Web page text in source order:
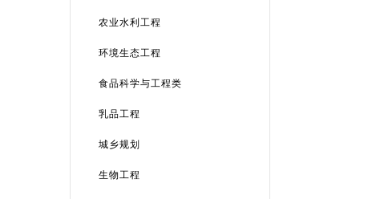
农业水利工程
环境生态工程
食品科学与工程类
乳品工程
城乡规划
生物工程